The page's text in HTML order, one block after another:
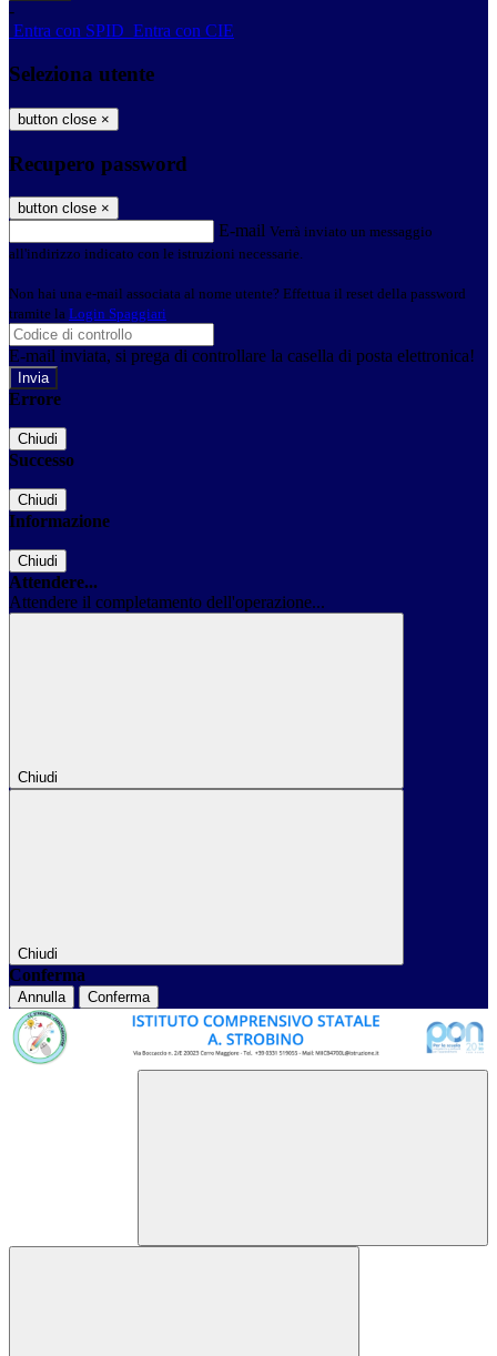
-
Entra con SPID Entra con CIE
Seleziona utente
button close ×
Recupero password
button close ×
E-mail Verrà inviato un messaggio
all'indirizzo indicato con le istruzioni necessarie.
Non hai una e-mail associata al nome utente? Effettua il reset della password
tramite la Login Spaggiari
E-mail inviata, si prega di controllare la casella di posta elettronica!
Errore
Chiudi
Successo
Chiudi
Informazione
Chiudi
Attendere...
Attendere il completamento dell'operazione...
Chiudi
Chiudi
Conferma
Annulla Conferma